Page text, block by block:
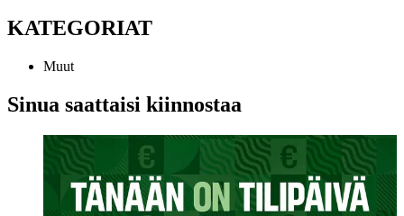
KATEGORIAT
Muut
Sinua saattaisi kiinnostaa